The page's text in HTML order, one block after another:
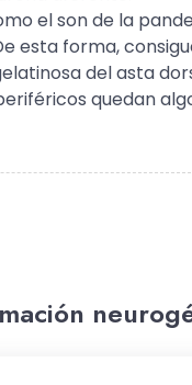
el son de la
esta forma,
del asta
quedan